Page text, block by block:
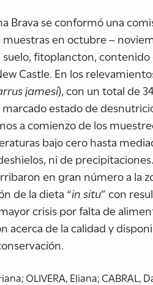
Brava se conformó una
en octubre –
fitoplancton,
Castle. En los
jamesi), con un total de
marcado estado de
a comienzo de los
bajo cero hasta
ni de
en gran número a la
de la dieta “in situ” con
crisis por falta de
acerca de la calidad y
OLIVERA, Eliana; CABRAL,